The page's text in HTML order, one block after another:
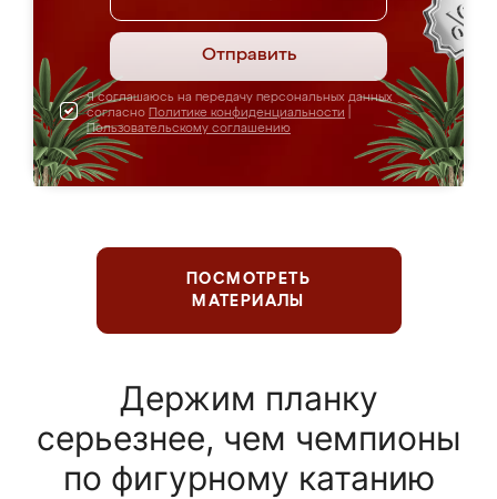
Отправить
Я соглашаюсь на передачу персональных данных
согласно Политике конфиденциальности
Пользовательскому соглашению
ПОСМОТРЕТЬ
МАТЕРИАЛЫ
Держим планку
серьезнее, чем чемпионы
по фигурному катанию